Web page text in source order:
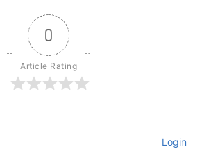
0
Article Rating
Login